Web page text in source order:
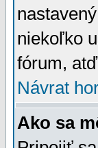
niekoľko
fórum,
Návrat
Ako sa